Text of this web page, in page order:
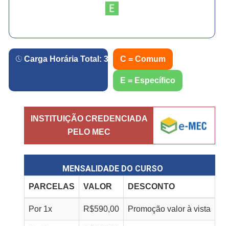
Carga Horária Total: 360 h.
C = Comum
E = Específico
INSTITUIÇÃO CREDENCIADA
PELO MEC
MENSALIDADE DO CURSO
PARCELAS VALOR DESCONTO
Por 1x R$590,00 Promoção valor à vista